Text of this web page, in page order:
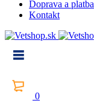
Doprava a platba
Kontakt
0